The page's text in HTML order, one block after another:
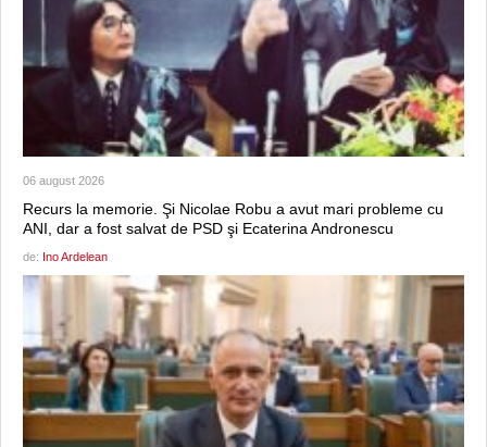
06 august 2026
Recurs la memorie. Şi Nicolae Robu a avut mari probleme cu
ANI, dar a fost salvat de PSD şi Ecaterina Andronescu
de: Ino Ardelean